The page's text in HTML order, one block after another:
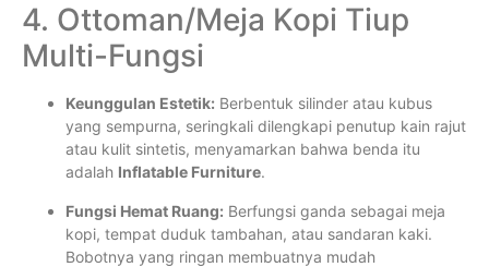
4. Ottoman/Meja Kopi Tiup
Multi-Fungsi
Keunggulan Estetik: Berbentuk silinder atau kubus
yang sempurna, seringkali dilengkapi penutup kain rajut
atau kulit sintetis, menyamarkan bahwa benda itu
adalah Inflatable Furniture.
Fungsi Hemat Ruang: Berfungsi ganda sebagai meja
kopi, tempat duduk tambahan, atau sandaran kaki.
Bobotnya yang ringan membuatnya mudah